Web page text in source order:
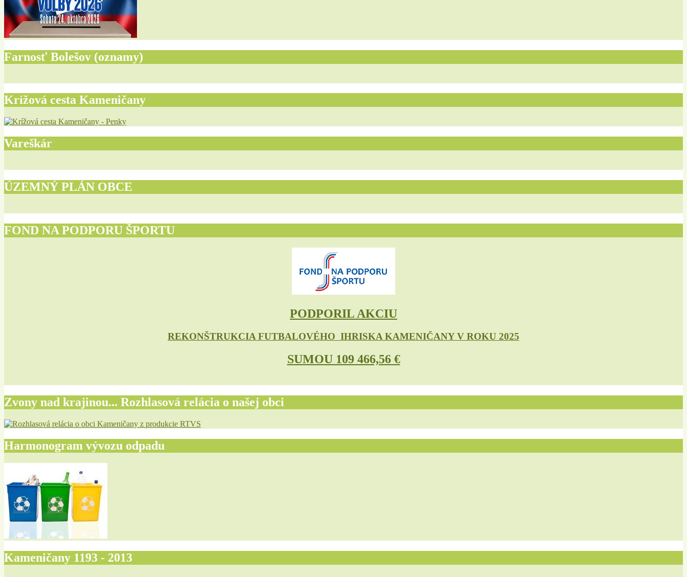
Farnosť Bolešov (oznamy)
Krížová cesta Kameničany
Vareškár
ÚZEMNÝ PLÁN OBCE
FOND NA PODPORU ŠPORTU
PODPORIL AKCIU
REKONŠTRUKCIA FUTBALOVÉHO IHRISKA KAMENIČANY V ROKU 2025
SUMOU 109 466,56 €
Zvony nad krajinou... Rozhlasová relácia o našej obci
Harmonogram vývozu odpadu
Kameničany 1193 - 2013